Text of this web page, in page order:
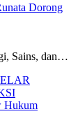
Dorong
Sains, dan…
Hukum